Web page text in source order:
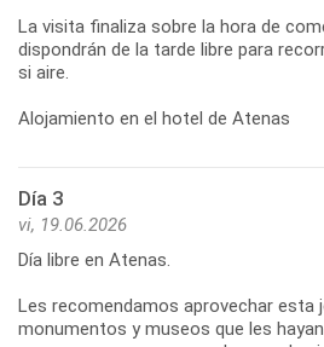
La visita finaliza sobre la hora de
dispondrán de la tarde libre para
si aire.
Día 3
vi, 19.06.2026
Día libre en Atenas.
Les recomendamos aprovechar esta
monumentos y museos que les